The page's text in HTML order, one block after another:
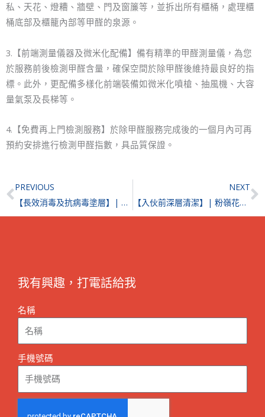
私、天花、燈糟、牆壁、門及窗簾等，並拆出所有櫃桶，處理櫃
桶底部及櫃籠內部等甲醛的泉源。
3.【前端測量儀器及微米化配備】備有精準的甲醛測量儀，為您
於服務前後檢測甲醛含量，確保空間於除甲醛後維持最良好的指
標。此外，更配備多樣化前端裝備如微米化噴槍、抽風機、大容
量氣泵及長梯等。
4.【免費再上門檢測服務】於除甲醛服務完成後的一個月內可再
預約安排進行檢測甲醛指數，具品質保證。
Prev
PREVIOUS
【長效消毒及抗病毒塗層】| 灣仔羣策大廈
NEXT
【入伙前深層清潔】| 粉嶺花都廣場
我有興趣，打電話給我
名稱
手機號碼